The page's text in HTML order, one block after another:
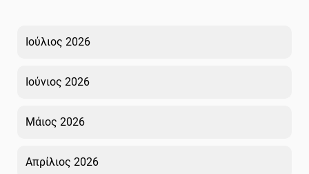
Ιούλιος 2026
Ιούνιος 2026
Μάιος 2026
Απρίλιος 2026